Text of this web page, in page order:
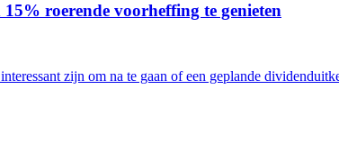
roerende voorheffing te genieten
zijn om na te gaan of een geplande